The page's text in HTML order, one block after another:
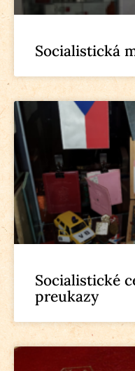
Socialistická
Socialistické
preukazy